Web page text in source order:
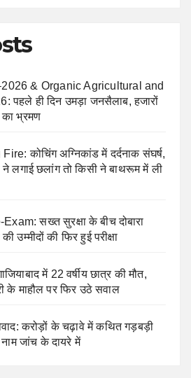
& Organic Agricultural and
पहले ही दिन उमड़ा जनसैलाब, हजारों
भ्रमण
कोचिंग अग्निकांड में दर्दनाक संघर्ष,
लगाई छलांग तो किसी ने बाथरूम में ली
सख्त सुरक्षा के बीच दोबारा
उम्मीदों की फिर हुई परीक्षा
में 22 वर्षीय छात्र की मौत,
के माहौल पर फिर उठे सवाल
करोड़ों के चढ़ावे में कथित गड़बड़ी
जांच के दायरे में